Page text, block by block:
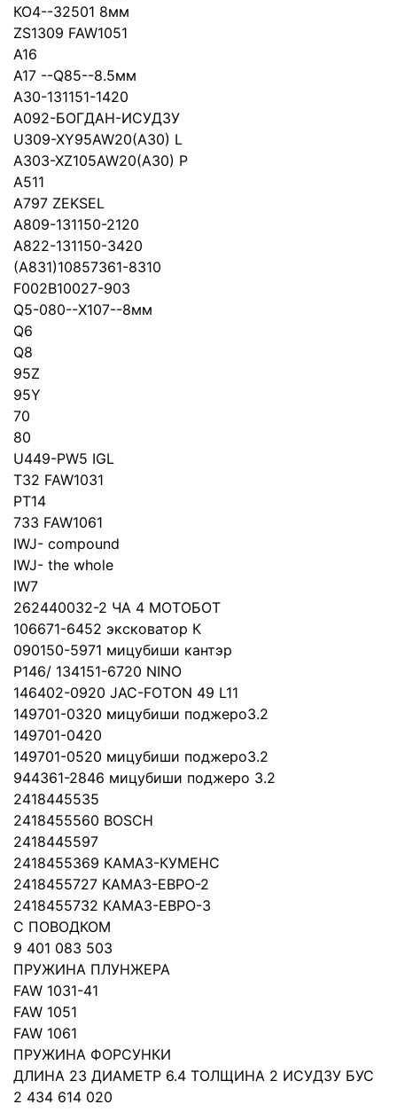
КО4--32501 8мм
ZS1309 FAW1051
A16
А17 --Q85--8.5мм
A30-131151-1420
A092-БОГДАН-ИСУДЗУ
U309-XY95AW20(A30) L
A303-XZ105AW20(A30) P
A511
A797 ZEKSEL
A809-131150-2120
A822-131150-3420
(A831)10857361-8310
F002B10027-903
Q5-080--Х107--8мм
Q6
Q8
95Z
95Y
70
80
U449-PW5 IGL
T32 FAW1031
PT14
733 FAW1061
IWJ- compound
IWJ- the whole
IW7
262440032-2 ЧА 4 МОТОБОТ
106671-6452 эксковатор К
090150-5971 мицубиши кантэр
P146/ 134151-6720 NINO
146402-0920 JAC-FOTON 49 L11
149701-0320 мицубиши поджеро3.2
149701-0420
149701-0520 мицубиши поджеро3.2
944361-2846 мицубиши поджеро 3.2
2418445535
2418455560 BOSCH
2418445597
2418455369 КАМАЗ-КУМЕНС
2418455727 КАМАЗ-ЕВРО-2
2418455732 КАМАЗ-ЕВРО-3
С ПОВОДКОМ
9 401 083 503
ПРУЖИНА ПЛУНЖЕРА
FAW 1031-41
FAW 1051
FAW 1061
ПРУЖИНА ФОРСУНКИ
ДЛИНА 23 ДИАМЕТР 6.4 ТОЛЩИНА 2 ИСУДЗУ БУС
2 434 614 020